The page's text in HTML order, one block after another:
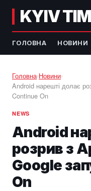
KYIV
ГОЛОВНА НОВИНИ
Головна›Новини›
Android нарешті долає
Continue On
NEWS
Android
розрив з
Google
On